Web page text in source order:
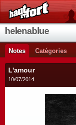
helenablue
Notes Catégories
L'amour
10/07/2014